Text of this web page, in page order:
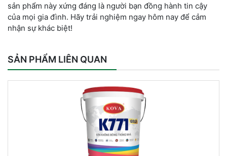
sản phẩm này xứng đáng là người bạn đồng hành tin cậy
của mọi gia đình. Hãy trải nghiệm ngay hôm nay để cảm
nhận sự khác biệt!
SẢN PHẨM LIÊN QUAN